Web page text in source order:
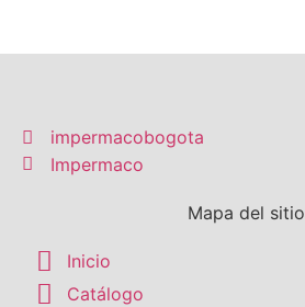
impermacobogota
Impermaco
Mapa del sitio
Inicio
Catálogo